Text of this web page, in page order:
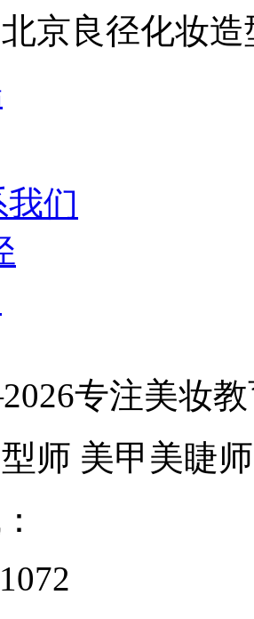
京良径化妆
们
专注美妆教
师 美甲美睫